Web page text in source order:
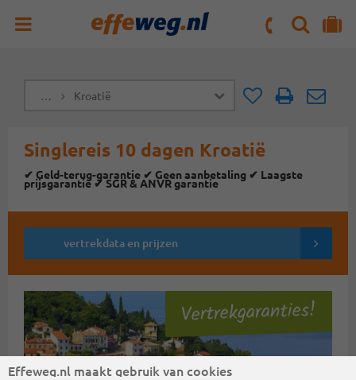
ZOEKENNAAR 'MIJN REIS' OMGEVING
… Kroatië Doorsturen
Singlereis 10 dagen Kroatië
✔ Geld-terug-garantie ✔ Geen aanbetaling ✔ Laagste
prijsgarantie ✔ SGR & ANVR garantie
vertrekdata en prijzen
Vertrekgaranties!
Effeweg.nl maakt gebruik van cookies